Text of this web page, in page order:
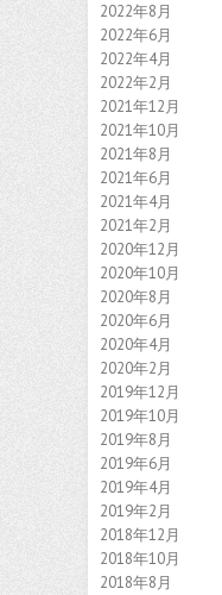
2022年8月
2022年6月
2022年4月
2022年2月
2021年12月
2021年10月
2021年8月
2021年6月
2021年4月
2021年2月
2020年12月
2020年10月
2020年8月
2020年6月
2020年4月
2020年2月
2019年12月
2019年10月
2019年8月
2019年6月
2019年4月
2019年2月
2018年12月
2018年10月
2018年8月